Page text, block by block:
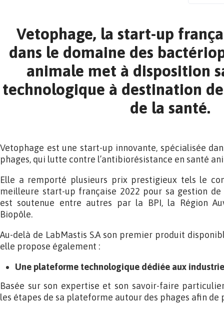
Vetophage, la start-up
dans le domaine des
animale met à disposition
technologique à destination
de la santé.
Vetophage est une start-up innovante, spécialisée
phages, qui lutte contre l’antibiorésistance en santé
Elle a remporté plusieurs prix prestigieux tels le
meilleure start-up française 2022 pour sa gestion
est soutenue entre autres par la BPI, la Région
Biopôle.
Au-delà de LabMastis S.A son premier produit
elle propose également :
Une plateforme technologique dédiée aux
Basée sur son expertise et son savoir-faire
les étapes de sa plateforme autour des phages afin de